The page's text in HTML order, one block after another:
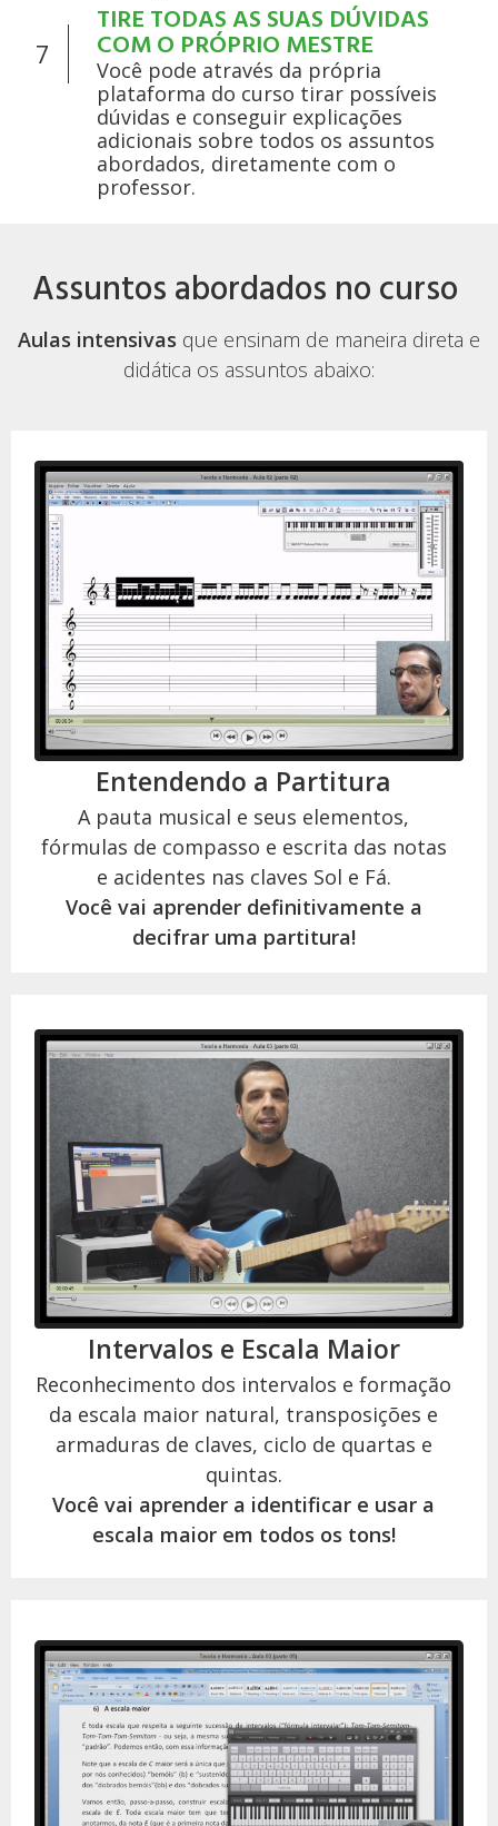
7
TIRE TODAS AS SUAS DÚVIDAS
COM O PRÓPRIO MESTRE
Você pode através da própria
plataforma do curso tirar possíveis
dúvidas e conseguir explicações
adicionais sobre todos os assuntos
abordados, diretamente com o
professor.
Assuntos abordados no curso
Aulas intensivas que ensinam de maneira direta e
didática os assuntos abaixo:
Entendendo a Partitura
A pauta musical e seus elementos,
fórmulas de compasso e escrita das notas
e acidentes nas claves Sol e Fá.
Você vai aprender definitivamente a
decifrar uma partitura!
Intervalos e Escala Maior
Reconhecimento dos intervalos e formação
da escala maior natural, transposições e
armaduras de claves, ciclo de quartas e
quintas.
Você vai aprender a identificar e usar a
escala maior em todos os tons!